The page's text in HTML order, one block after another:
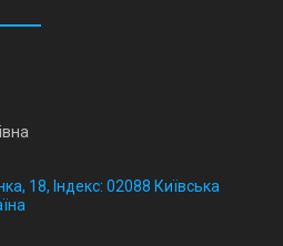
18, Індекс: 02088 Київська